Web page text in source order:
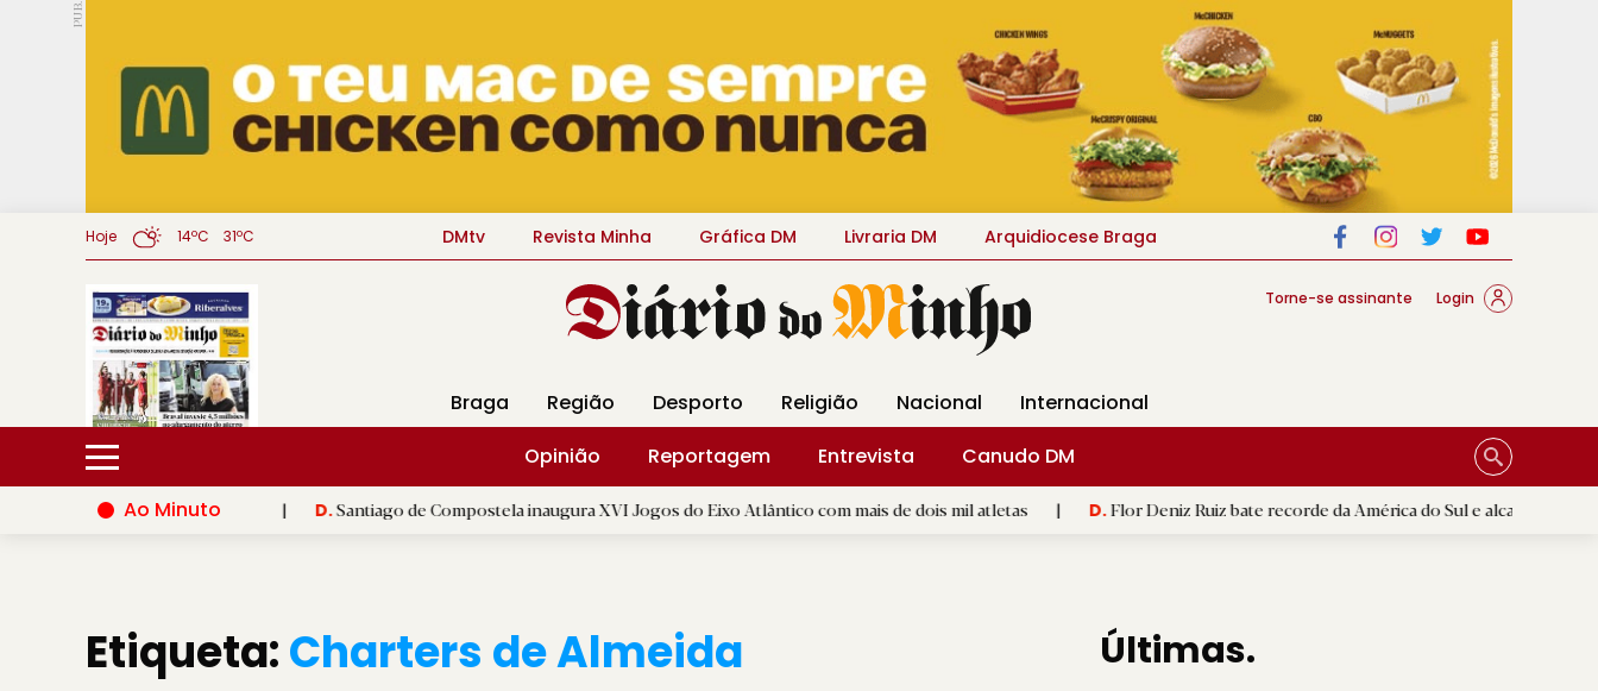
PUB.
Hoje 14ºC 31ºC DMtv Revista Minha Gráfica DM Livraria DM Arquidiocese Braga
Torne-se assinante Login
Braga Região Desporto Religião Nacional
Internacional
Opinião
Reportagem Entrevista
Canudo DM
Ao Minuto
mundo da moda | D. Santiago de Compostela inaugura XVI Jogos do Eixo Atlântico com mais de dois mil atletas | D.Flor Deniz Ruiz bate recorde da América do Sul e alcança segunda melhor
Etiqueta:Charters de Almeida Últimas.